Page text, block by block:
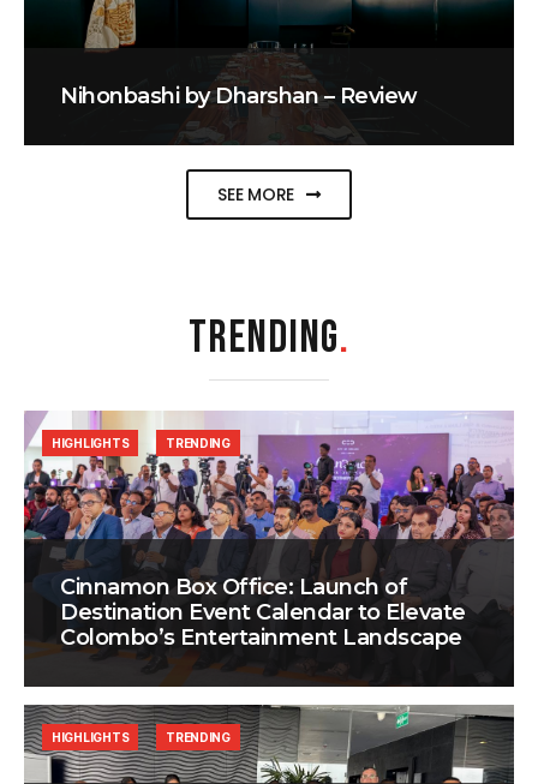
Nihonbashi by Dharshan – Review
SEE MORE
TRENDING.
Cinnamon Box Office: Launch of
Destination Event Calendar to Elevate
Colombo’s Entertainment Landscape
HIGHLIGHTS TRENDING
HIGHLIGHTS TRENDING